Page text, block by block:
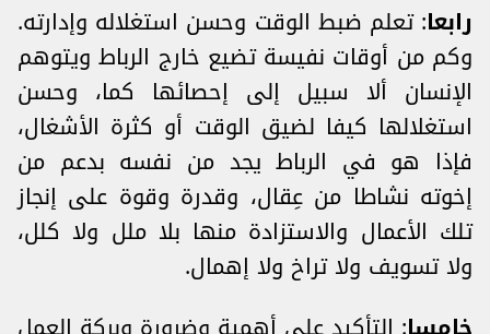
رابعا: تعلم ضبط الوقت وحسن استغلاله وإدارته.
وكم من أوقات نفيسة تضيع خارج الرباط ويتوهم
الإنسان ألا سبيل إلى إحصائها كما، وحسن
استغلالها كيفا لضيق الوقت أو كثرة الأشغال،
فإذا هو في الرباط يجد من نفسه بدعم من
إخوته نشاطا من عِقال، وقدرة وقوة على إنجاز
تلك الأعمال والاستزادة منها بلا ملل ولا كلل،
ولا تسويف ولا تراخ ولا إهمال.